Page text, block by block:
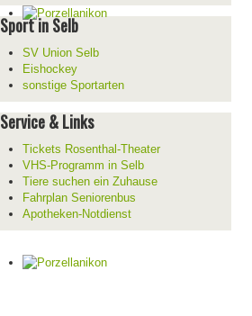
Sport in Selb
SV Union Selb
Eishockey
sonstige Sportarten
Service & Links
Tickets Rosenthal-Theater
VHS-Programm in Selb
Tiere suchen ein Zuhause
Fahrplan Seniorenbus
Apotheken-Notdienst